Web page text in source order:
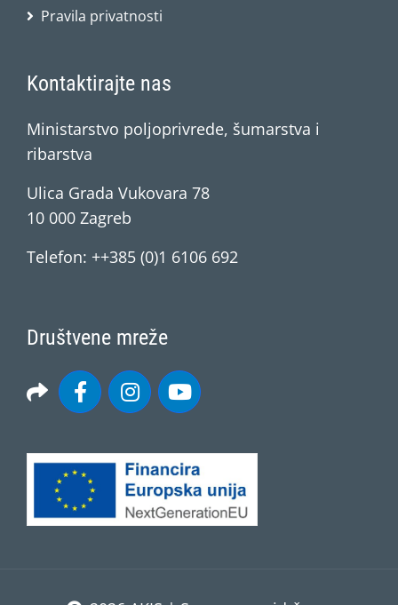
Pravila privatnosti
Kontaktirajte nas
Ministarstvo poljoprivrede, šumarstva i
ribarstva
Ulica Grada Vukovara 78
10 000 Zagreb
Telefon: ++385 (0)1 6106 692
Društvene mreže